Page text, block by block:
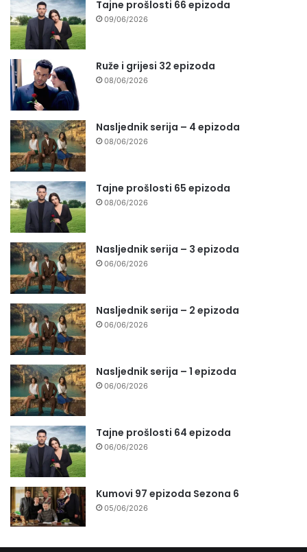
Tajne prošlosti 66 epizoda
09/06/2026
Ruže i grijesi 32 epizoda
08/06/2026
Nasljednik serija – 4 epizoda
08/06/2026
Tajne prošlosti 65 epizoda
08/06/2026
Nasljednik serija – 3 epizoda
06/06/2026
Nasljednik serija – 2 epizoda
06/06/2026
Nasljednik serija – 1 epizoda
06/06/2026
Tajne prošlosti 64 epizoda
06/06/2026
Kumovi 97 epizoda Sezona 6
05/06/2026